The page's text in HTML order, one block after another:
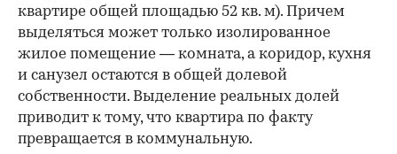
квартире общей площадью 52 кв. м). Причем
выделяться может только изолированное
жилое помещение — комната, а коридор, кухня
и санузел остаются в общей долевой
собственности. Выделение реальных долей
приводит к тому, что квартира по факту
превращается в коммунальную.